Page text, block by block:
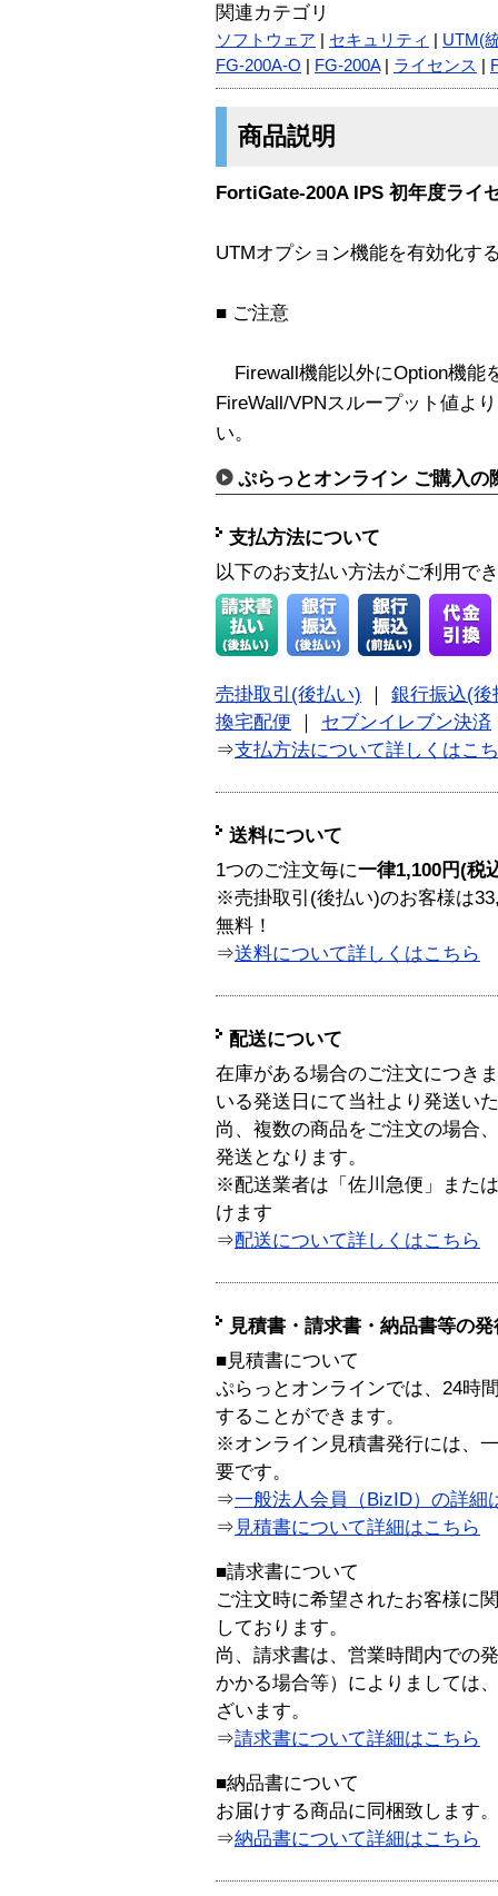
関連カテゴリ
ソフトウェア セキュリティ
UTM(
FG-200A-O
FG-200A| ライセンス
商品説明
FortiGate-200A IPS 初年度ライ
UTMオプション機能を有効化す
■ ご注意
Firewall機能以外にOption機能
FireWall/VPNスループット値よ
い。
ぷらっとオンライン ご購入の
支払方法について
以下のお支払い方法がご利用で
売掛取引(後払い)
銀行振込(後
換宅配便
セブンイレブン決済
⇒支払方法について詳しくはこ
送料について
1つのご注文毎に一律1,100円(税
※売掛取引(後払い)のお客様は
無料！
⇒送料について詳しくはこちら
配送について
在庫がある場合のご注文につき
いる発送日にて当社より発送い
尚、複数の商品をご注文の場合
発送となります。
※配送業者は「佐川急便」また
けます
⇒配送について詳しくはこちら
見積書・請求書・納品書等の
■見積書について
ぷらっとオンラインでは、24時
することができます。
※オンライン見積書発行には、
要です。
⇒一般法人会員（BizID）の詳細
⇒ 見積書について詳細はこちら
■請求書について
ご注文時に希望されたお客様に
しております。
尚、請求書は、営業時間内での
かかる場合等）によりましては
ざいます。
⇒請求書について詳細はこちら
■納品書について
お届けする商品に同梱致します。
⇒納品書について詳細はこちら